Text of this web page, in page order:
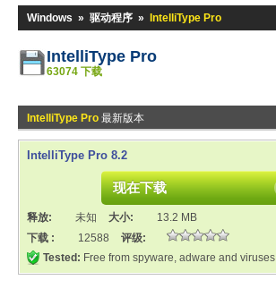
Windows » 驱动程序 » IntelliType Pro
IntelliType Pro
63074 下载
IntelliType Pro 最新版本
IntelliType Pro 8.2
现在下载
释放: 未知 大小:
13.2 MB
下载 :
12588
评级:
Tested: Free from spyware, adware and viruses